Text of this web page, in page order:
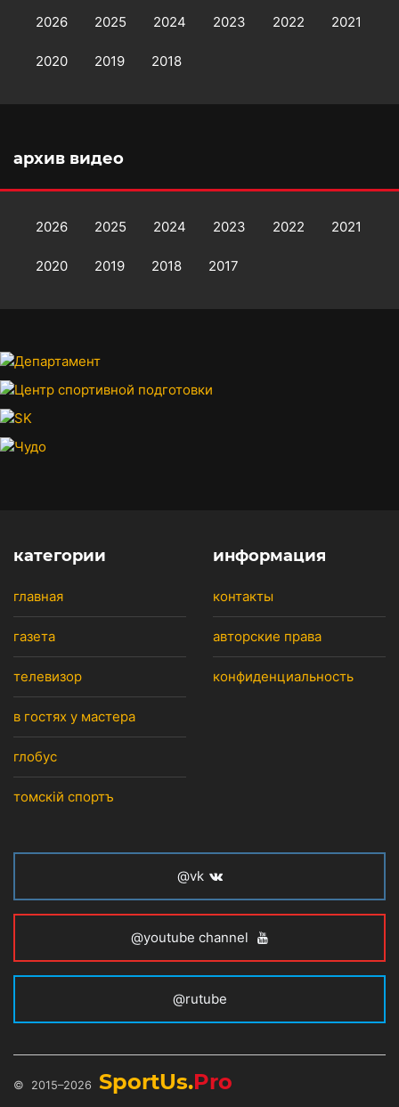
2026 2025 2024 2023 2022 2021
2020 2019 2018
архив видео
2026 2025 2024 2023 2022 2021
2020 2019 2018 2017
категории
главная
газета
телевизор
в гостях у мастера
глобус
томскiй спортъ
информация
контакты
авторские права
конфиденциальность
@vk
@youtube channel
@rutube
© 2015–2026 SportUs.Pro